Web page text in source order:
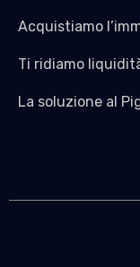
Acquistiamo
Ti ridiamo
La soluzione al